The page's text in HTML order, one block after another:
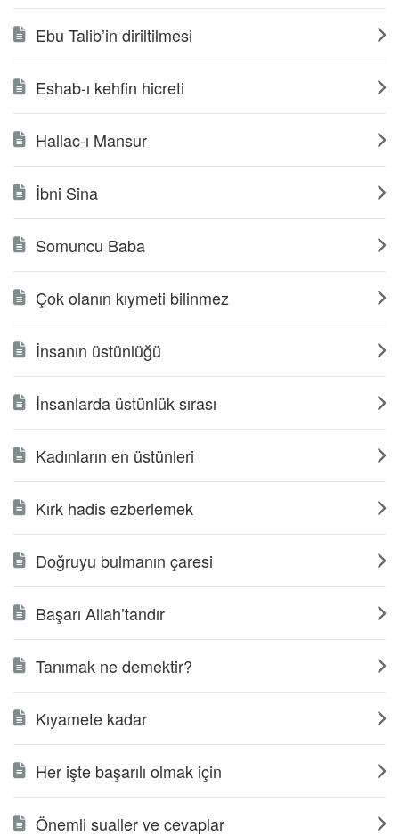
Ebu Talib’in diriltilmesi
Eshab-ı kehfin hicreti
Hallac-ı Mansur
İbni Sina
Somuncu Baba
Çok olanın kıymeti bilinmez
İnsanın üstünlüğü
İnsanlarda üstünlük sırası
Kadınların en üstünleri
Kırk hadis ezberlemek
Doğruyu bulmanın çaresi
Başarı Allah’tandır
Tanımak ne demektir?
Kıyamete kadar
Her işte başarılı olmak için
Önemli sualler ve cevaplar